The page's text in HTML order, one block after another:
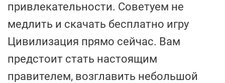
привлекательности. Советуем не
медлить и скачать бесплатно игру
Цивилизация прямо сейчас. Вам
предстоит стать настоящим
правителем, возглавить небольшой